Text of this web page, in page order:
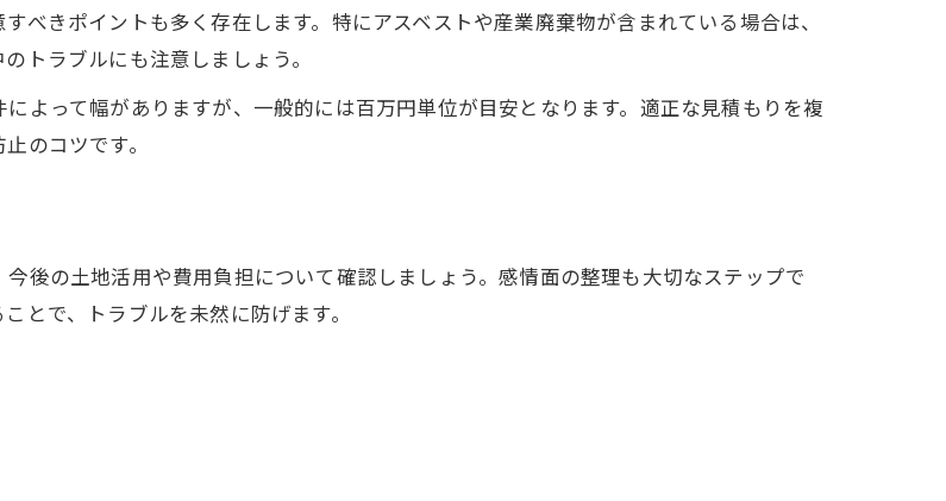
分なお礼や差し入れの現実的な基準
に気をつけたい近隣対応とマナーの工夫
納得できる解体の判断基準
まで進めるべきか迷う時の判断ポイント
ない更地化実現のための基準整理
断で押さえたい相場と補助金情報
べきポイントも多く存在します。特にアスベストや産業廃棄物が含まれている場合は、
トラブルにも注意しましょう。
よって幅がありますが、一般的には百万円単位が目安となります。適正な見積もりを複
のコツです。
後の土地活用や費用負担について確認しましょう。感情面の整理も大切なステップで
とで、トラブルを未然に防げます。